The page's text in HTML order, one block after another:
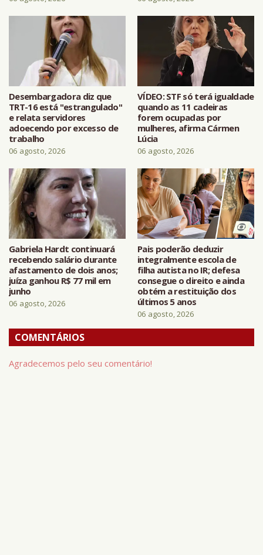
Desembargadora diz que
TRT-16 está "estrangulado"
e relata servidores
adoecendo por excesso de
trabalho
06 agosto, 2026
VÍDEO: STF só terá igualdade
quando as 11 cadeiras
forem ocupadas por
mulheres, afirma Cármen
Lúcia
06 agosto, 2026
Gabriela Hardt continuará
recebendo salário durante
afastamento de dois anos;
juíza ganhou R$ 77 mil em
junho
06 agosto, 2026
Pais poderão deduzir
integralmente escola de
filha autista no IR; defesa
consegue o direito e ainda
obtém a restituição dos
últimos 5 anos
06 agosto, 2026
COMENTÁRIOS
Agradecemos pelo seu comentário!